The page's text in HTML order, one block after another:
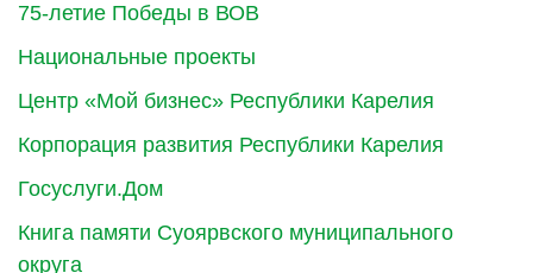
75-летие Победы в ВОВ
Национальные проекты
Центр «Мой бизнес» Республики Карелия
Корпорация развития Республики Карелия
Госуслуги.Дом
Книга памяти Суоярвского муниципального
округа